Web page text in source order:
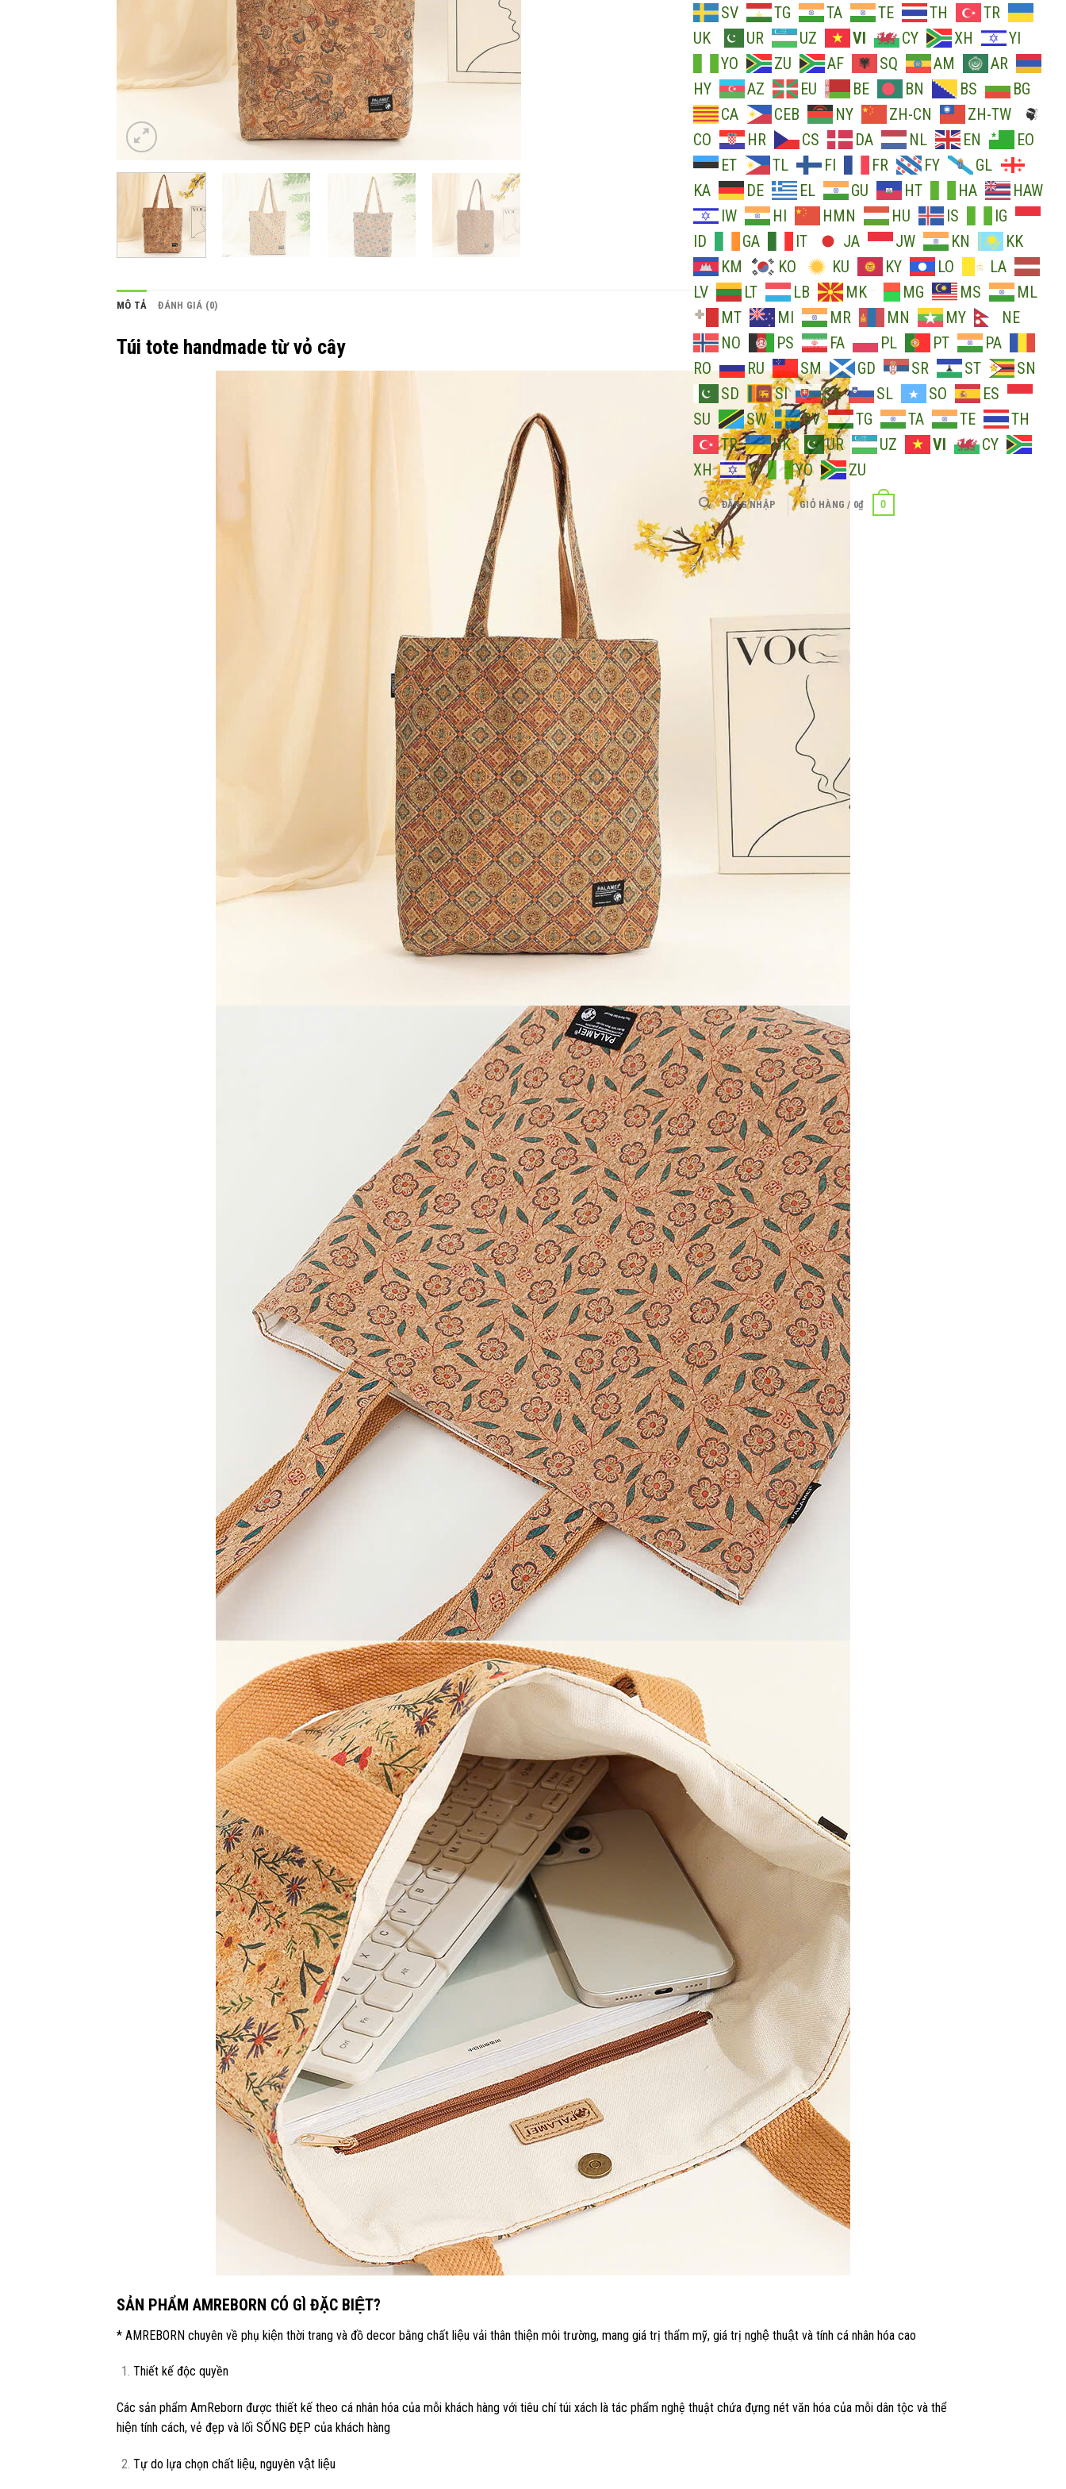
SV
TG TA TE TH
TR
UK
UR UZ VI CY XH
YI
YO
ZU AF SQ AM
AR
HY
AZ EU BE BN BS
BG
CA
CEB NY ZH-CN
ZH-TW
CO
HR CS DA NL EN
EO
ET
TL FI FR FY
GL
KA
DE EL GU HT HA
HAW
IW
HI HMN HU IS
IG
ID
GA IT JA JW KN
KK
KM
KO KU KY LO
LA
LV
LT LB MK MG MS
ML
MT
MI MR MN MY
NE
NO
PS FA PL PT
PA
RO
RU SM GD SR ST
SN
SD
SI SK SL SO
ES
SU
SW SV TG TA TE
TH
TR
UK UR UZ VI
CY
XH
YI YO ZU
ĐĂNG NHẬP GIỎ HÀNG / 0₫ 0
MÔ TẢ ĐÁNH GIÁ (0)
Túi tote handmade từ vỏ cây
SẢN PHẨM AMREBORN CÓ GÌ ĐẶC BIỆT?
* AMREBORN chuyên về phụ kiện thời trang và đồ decor bằng chất liệu vải thân thiện môi trường, mang giá trị thẩm mỹ, giá trị nghệ thuật và tính cá nhân hóa cao
Thiết kế độc quyền
Các sản phẩm AmReborn được thiết kế theo cá nhân hóa của mỗi khách hàng với tiêu chí túi xách là tác phẩm nghệ thuật chứa đựng nét văn hóa của mỗi dân tộc và thể
hiện tính cách, vẻ đẹp và lối SỐNG ĐẸP của khách hàng
Tự do lựa chọn chất liệu, nguyên vật liệu